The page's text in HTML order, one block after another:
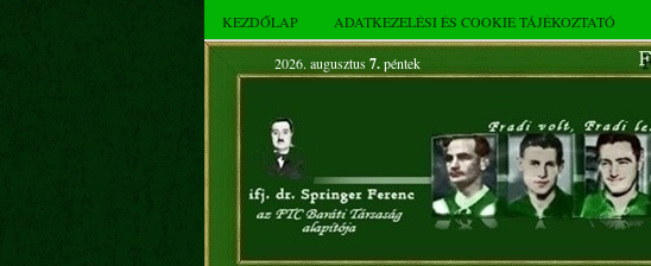
KEZDŐLAP ADATKEZELÉSI ÉS COOKIE TÁJÉKOZTATÓ
2026. augusztus 7.péntek